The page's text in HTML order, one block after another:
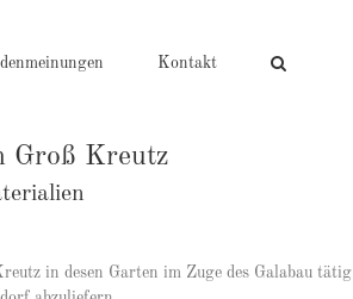
Kontakt
Groß Kreutz
in desen Garten im Zuge des Galabau tätig